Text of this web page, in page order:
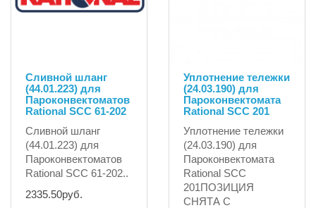
Сливной шланг
(44.01.223) для
Пароконвектоматов
Rational SCC 61-202
Сливной шланг
(44.01.223) для
Пароконвектоматов
Rational SCC 61-202..
2335.50руб.
Уплотнение тележки
(24.03.190) для
Пароконвектомата
Rational SCC 201
Уплотнение тележки
(24.03.190) для
Пароконвектомата
Rational SCC
201ПОЗИЦИЯ
СНЯТА С